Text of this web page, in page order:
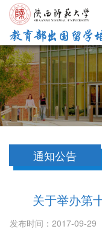
通知公告
关于举办第
发布时间：2017-09-